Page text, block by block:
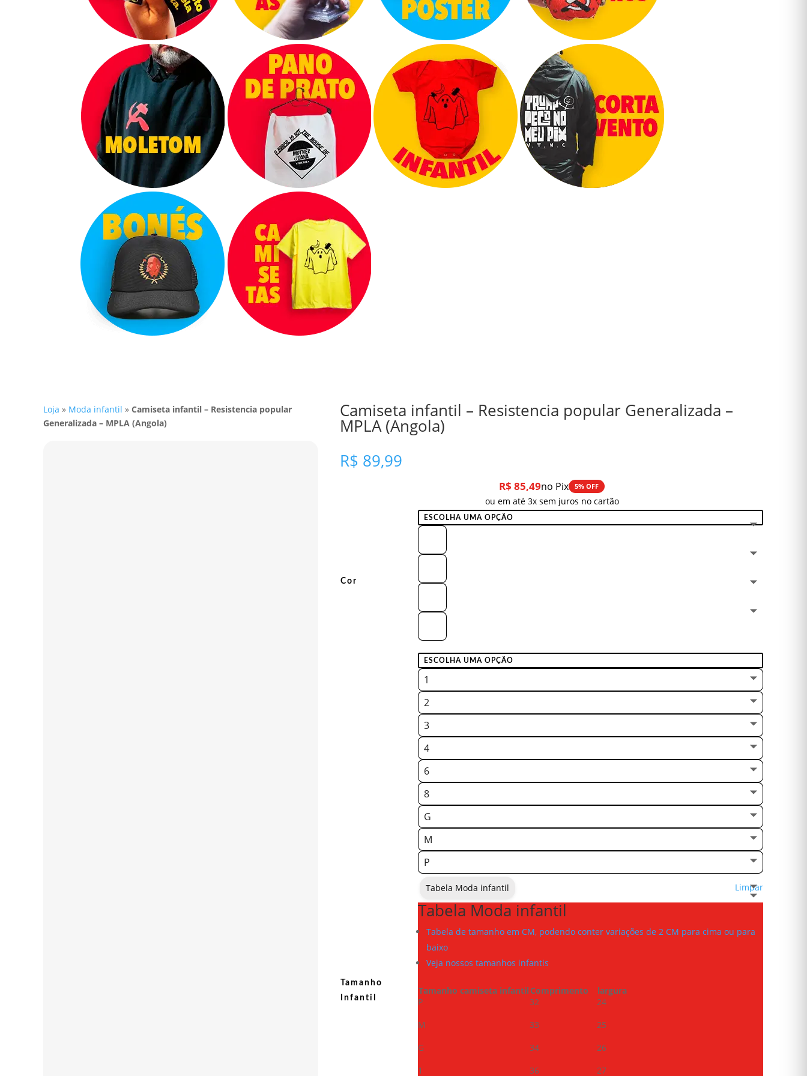
Loja » Moda infantil » Camiseta infantil – Resistencia popular
Generalizada – MPLA (Angola)
Camiseta infantil – Resistencia popular Generalizada –
MPLA (Angola)
R$ 89,99
R$ 85,49no Pix 5% OFF
ou em até 3x sem juros no cartão
Cor
Tamanho
Infantil
1
2
3
4
6
8
G
M
P
Limpar
Tabela Moda infantil
Tabela Moda infantil
Tabela de tamanho em CM, podendo conter variações de 2 CM para cima ou para
baixo
Veja nossos tamanhos infantis
Tamanho camiseta infantil Comprimento
largura
P
32
24
M
33
25
G
34
26
1
36
27